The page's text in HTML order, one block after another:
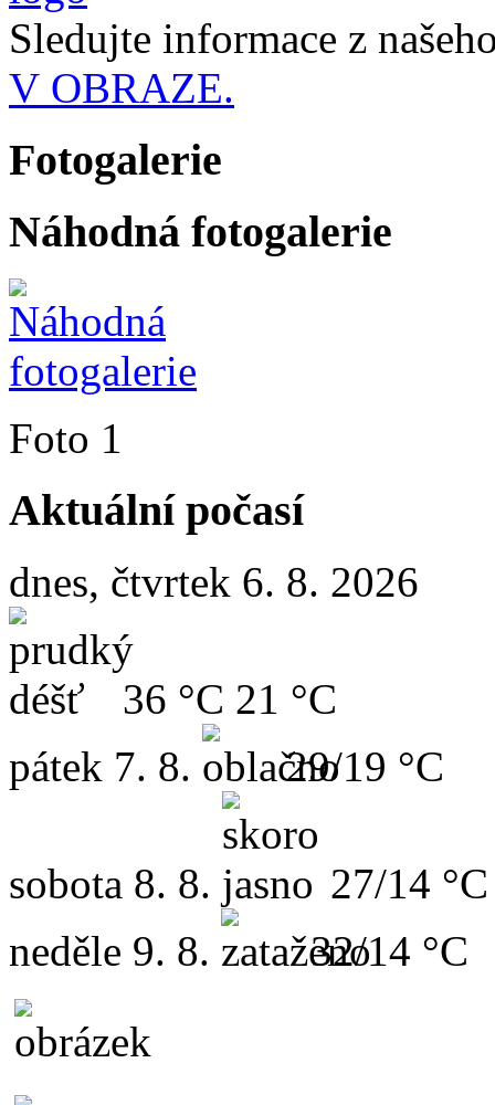
Sledujte informace z
V OBRAZE.
Fotogalerie
Náhodná fotogalerie
Foto 1
Aktuální počasí
dnes, čtvrtek 6. 8. 2026
36 °C 21 °C
pátek 7. 8. 29/19 °C
sobota 8. 8.
27/14 °C
neděle 9. 8. 32/14 °C